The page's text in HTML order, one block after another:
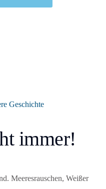
Geschichte
immer!
Meeresrauschen, Weißer